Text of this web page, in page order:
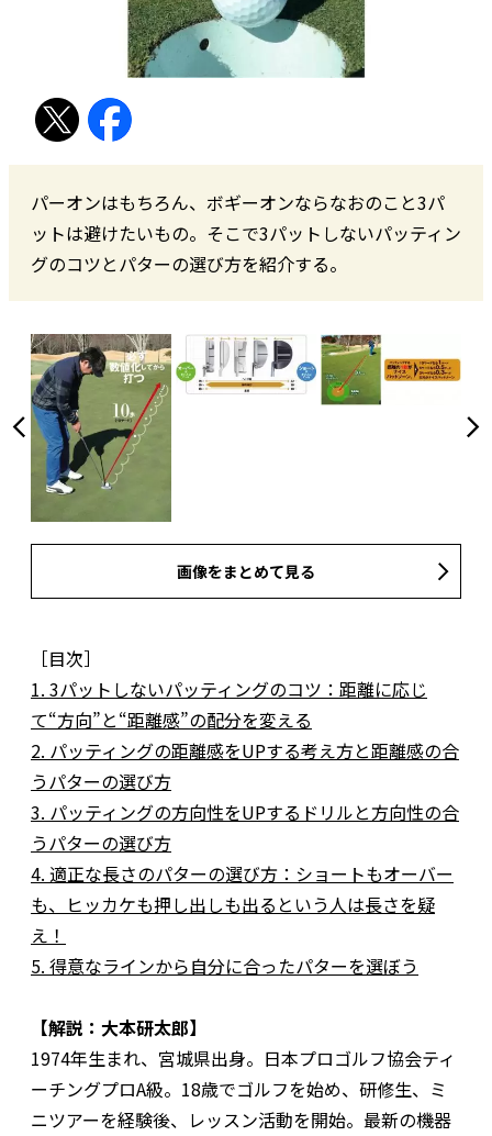
パーオンはもちろん、ボギーオンならなおのこと3パ
ットは避けたいもの。そこで3パットしないパッティン
グのコツとパターの選び方を紹介する。
画像をまとめて見る
［目次］
1. 3パットしないパッティングのコツ：距離に応じ
て“方向”と“距離感”の配分を変える
2. パッティングの距離感をUPする考え方と距離感の合
うパターの選び方
3. パッティングの方向性をUPするドリルと方向性の合
うパターの選び方
4. 適正な長さのパターの選び方：ショートもオーバー
も、ヒッカケも押し出しも出るという人は長さを疑
え！
5. 得意なラインから自分に合ったパターを選ぼう
【解説：大本研太郎】
1974年生まれ、宮城県出身。日本プロゴルフ協会ティ
ーチングプロA級。18歳でゴルフを始め、研修生、ミ
ニツアーを経験後、レッスン活動を開始。最新の機器